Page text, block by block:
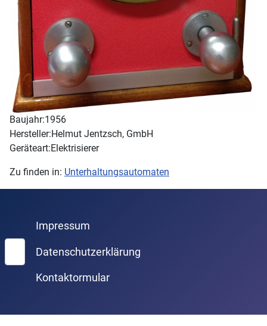
Baujahr:1956
Hersteller:Helmut Jentzsch, GmbH
Geräteart:Elektrisierer
Zu finden in: Unterhaltungsautomaten
Suchen
Impressum
Datenschutzerklärung
Kontaktormular